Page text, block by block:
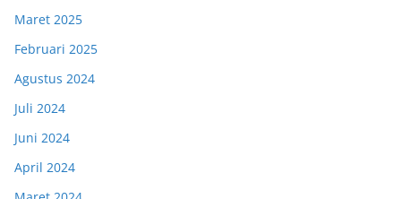
Maret 2025
Februari 2025
Agustus 2024
Juli 2024
Juni 2024
April 2024